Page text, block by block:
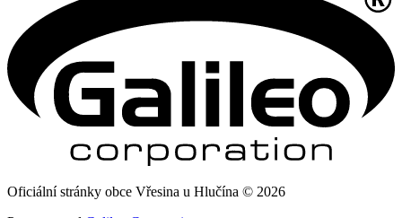
Oficiální stránky obce Vřesina u Hlučína © 2026